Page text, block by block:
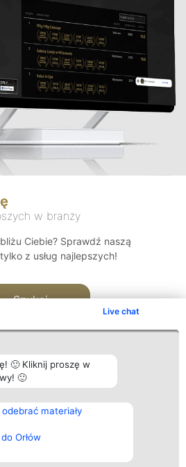
Live chat
🙂 Kliknij proszę w
🙂
materiały
Orłów
w branży
Ciebie? Sprawdź naszą
z usług najlepszych!
Szukaj
Plebiscyt
Laureaci
wszystkich
Laureatów
Regulamin
Kontakt
Kontakt